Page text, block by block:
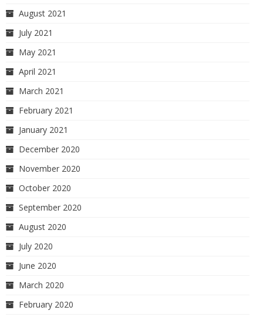
August 2021
July 2021
May 2021
April 2021
March 2021
February 2021
January 2021
December 2020
November 2020
October 2020
September 2020
August 2020
July 2020
June 2020
March 2020
February 2020